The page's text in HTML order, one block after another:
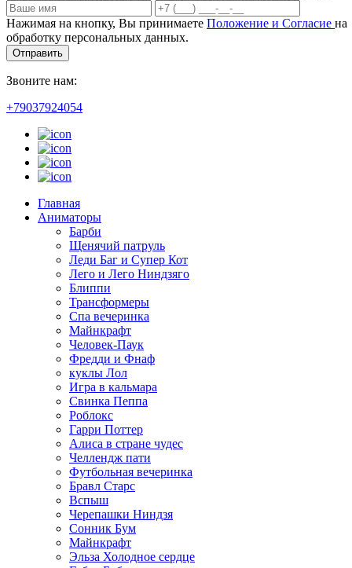
Нажимая на кнопку, Вы принимаете Положение и Согласие на
обработку персональных данных.
Отправить
Звоните нам:
+79037924054
Главная
Аниматоры
Барби
Щенячий патруль
Леди Баг и Супер Кот
Лего и Лего Ниндзяго
Блиппи
Трансформеры
Спа вечеринка
Майнкрафт
Человек-Паук
Фредди и Фнаф
куклы Лол
Игра в кальмара
Свинка Пеппа
Роблокс
Гарри Поттер
Алиса в стране чудес
Челлендж пати
Футбольная вечеринка
Бравл Старс
Вспыш
Черепашки Ниндзя
Сонник Бум
Майнкрафт
Эльза Холодное сердце